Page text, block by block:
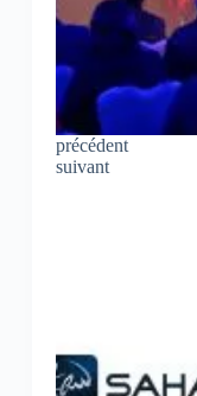
précédent
suivant